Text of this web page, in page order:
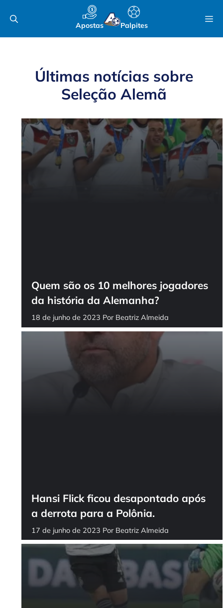
para
Apostas Palpites
Últimas notícias sobre
Seleção Alemã
Quem são os 10 melhores jogadores
da história da Alemanha?
18 de junho de 2023 Por Beatriz Almeida
Hansi Flick ficou desapontado após
a derrota para a Polônia.
17 de junho de 2023 Por Beatriz Almeida